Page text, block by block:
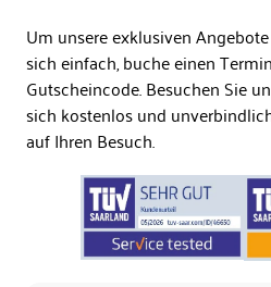
Um unsere exklusiven
sich einfach, buche einen
Gutscheincode. Besuchen Sie
sich kostenlos und
auf Ihren Besuch.